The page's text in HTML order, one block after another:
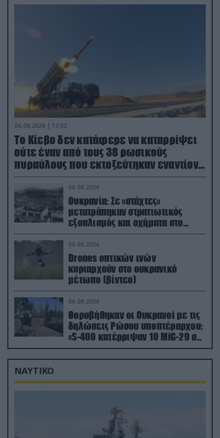
06.08.2026 | 13:02
Το Κίεβο δεν κατάφερε να καταρρίψει
ούτε έναν από τους 38 ρωσικούς
πυραύλους που εκτοξεύτηκαν εναντίον
του
06.08.2026
Ουκρανία: Σε «στάχτες»
μετατράπηκαν στρατιωτικός
εξοπλισμός και οχήματα στο
Κίεβο μετά από ρωσικά
πλήγματα (βίντεο)
06.08.2026
Drones οπτικών ινών
κυριαρχούν στο ουκρανικό
μέτωπο (βίντεο)
06.08.2026
Θορυβήθηκαν οι Ουκρανοί με τις
δηλώσεις Ρώσου υποπτέραρχου:
«S-400 κατέρριψαν 10 MiG-29 σε
μόλις μια μέρα!»
ΝΑΥΤΙΚΟ